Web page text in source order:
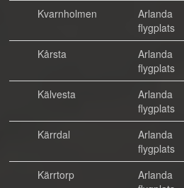
Kvarnholmen
Arlanda
flygplats
Kårsta
Arlanda
flygplats
Kälvesta
Arlanda
flygplats
Kärrdal
Arlanda
flygplats
Kärrtorp
Arlanda